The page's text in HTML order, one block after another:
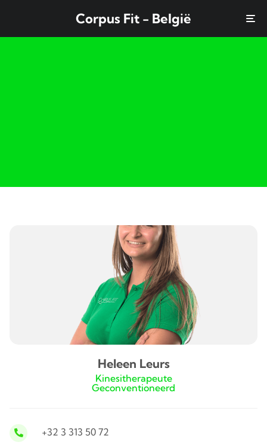
Corpus Fit - België
Heleen Leurs
Kinesitherapeute
Geconventioneerd
+32 3 313 50 72